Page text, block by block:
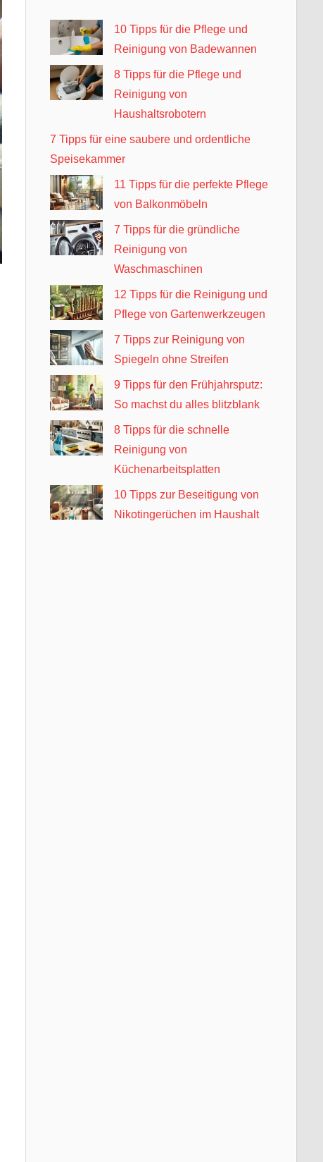
10 Tipps für die Pflege und
Reinigung von Badewannen
8 Tipps für die Pflege und
Reinigung von
Haushaltsrobotern
7 Tipps für eine saubere und ordentliche
Speisekammer
11 Tipps für die perfekte Pflege
von Balkonmöbeln
7 Tipps für die gründliche
Reinigung von
Waschmaschinen
12 Tipps für die Reinigung und
Pflege von Gartenwerkzeugen
7 Tipps zur Reinigung von
Spiegeln ohne Streifen
9 Tipps für den Frühjahrsputz:
So machst du alles blitzblank
8 Tipps für die schnelle
Reinigung von
Küchenarbeitsplatten
10 Tipps zur Beseitigung von
Nikotingerüchen im Haushalt